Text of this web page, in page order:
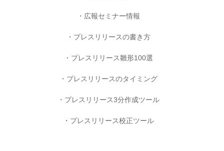
広報セミナー情報
プレスリリースの書き方
プレスリリース雛形100選
プレスリリースのタイミング
プレスリリース3分作成ツール
プレスリリース校正ツール